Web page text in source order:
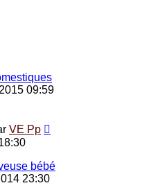
09:59
VE Pp
bébé
23:30